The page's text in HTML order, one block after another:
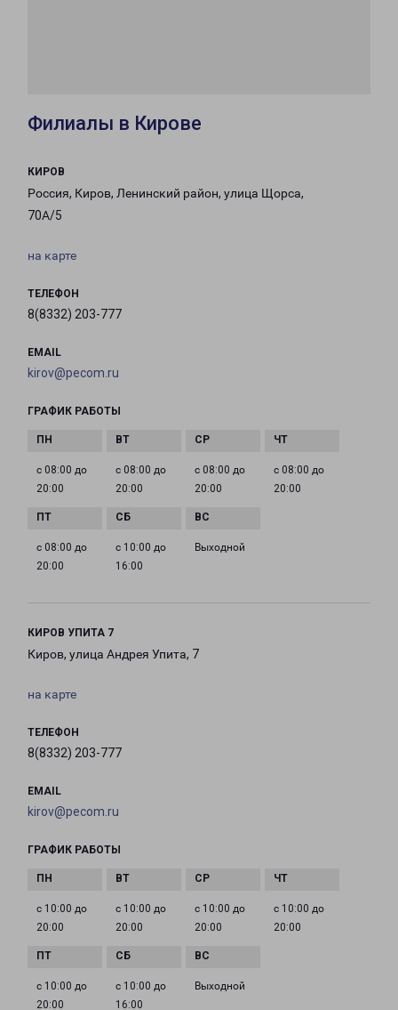
Филиалы в Кирове
КИРОВ
Россия, Киров, Ленинский район, улица Щорса,
70А/5
на карте
ТЕЛЕФОН
8(8332) 203-777
EMAIL
kirov@pecom.ru
ГРАФИК РАБОТЫ
с 08:00 до
20:00
с 08:00 до
20:00
с 08:00 до
20:00
с 08:00 до
20:00
с 08:00 до
20:00
с 10:00 до
16:00
Выходной
КИРОВ УПИТА 7
Киров, улица Андрея Упита, 7
на карте
ТЕЛЕФОН
8(8332) 203-777
EMAIL
kirov@pecom.ru
ГРАФИК РАБОТЫ
с 10:00 до
20:00
с 10:00 до
20:00
с 10:00 до
20:00
с 10:00 до
20:00
с 10:00 до
20:00
с 10:00 до
16:00
Выходной